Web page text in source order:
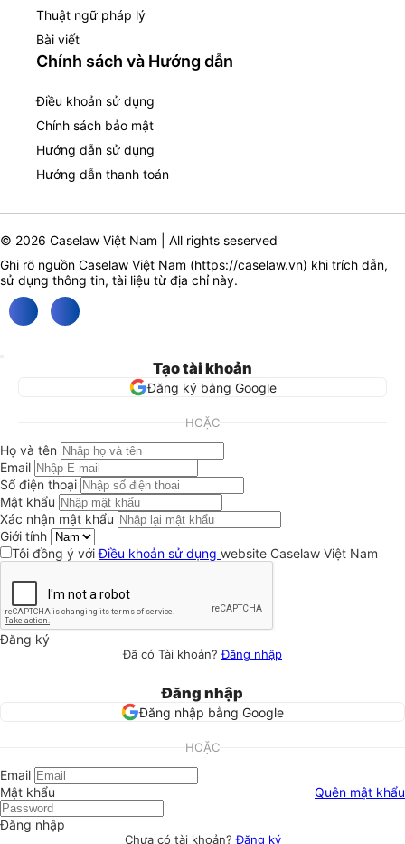
Thuật ngữ pháp lý
Bài viết
Chính sách và Hướng dẫn
Điều khoản sử dụng
Chính sách bảo mật
Hướng dẫn sử dụng
Hướng dẫn thanh toán
© 2026 Caselaw Việt Nam | All rights seserved
Ghi rõ nguồn Caselaw Việt Nam (https://caselaw.vn) khi trích dẫn,
sử dụng thông tin, tài liệu từ địa chỉ này.
Tạo tài khoản
Đăng ký bằng Google
HOẶC
Họ và tên
Email
Số điện thoại
Mật khẩu
Xác nhận mật khẩu
Giới tính
Tôi đồng ý vớiĐiều khoản sử dụng website Caselaw Việt Nam
Đăng ký
Đã có Tài khoản?Đăng nhập
Đăng nhập
Đăng nhập bằng Google
HOẶC
Email
Mật khẩu
Quên mật khẩu
Đăng nhập
Chưa có tài khoản?Đăng ký